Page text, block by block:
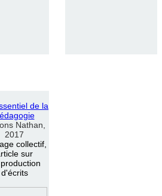
de la
Nathan,
2017
collectif,
sur
d'écrits